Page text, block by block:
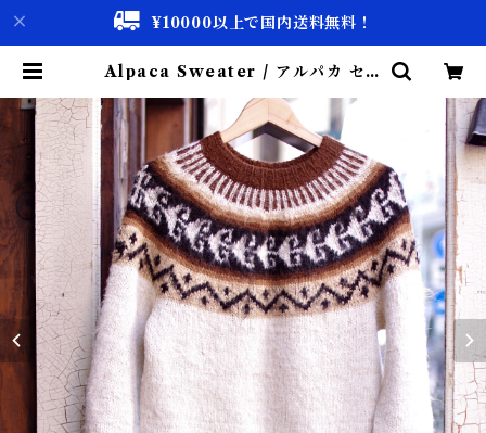
¥10000以上で国内送料無料！
Alpaca Sweater / アルパカ セー
【古着 & Vintage 通販】